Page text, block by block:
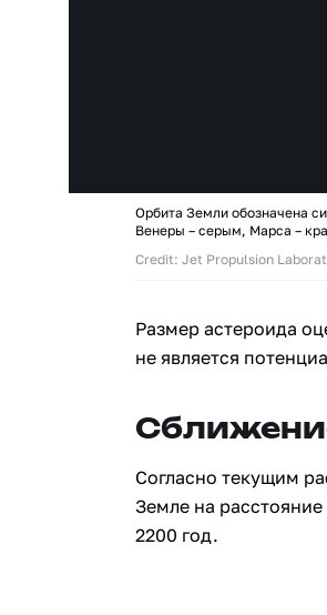
Орбита Земли обозначена
Венеры – серым, Марса –
Credit: Jet Propulsion
Размер астероида
не является
Согласно текущим
Земле на
2200 год.